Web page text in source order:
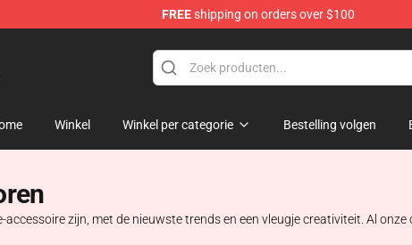
FREEshipping on orders over $100
Winkel Winkel per categorie Bestelling volgen
zijn, met de nieuwste trends en een vleugje creativiteit. Al